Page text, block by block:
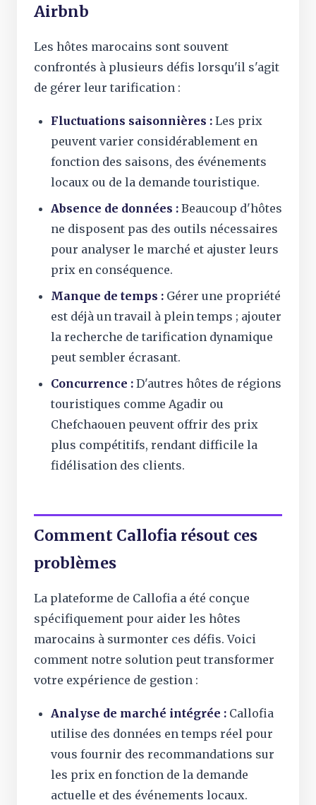
Airbnb
Les hôtes marocains sont souvent
confrontés à plusieurs défis lorsqu'il s'agit
de gérer leur tarification :
Fluctuations saisonnières : Les prix
peuvent varier considérablement en
fonction des saisons, des événements
locaux ou de la demande touristique.
Absence de données : Beaucoup d'hôtes
ne disposent pas des outils nécessaires
pour analyser le marché et ajuster leurs
prix en conséquence.
Manque de temps : Gérer une propriété
est déjà un travail à plein temps ; ajouter
la recherche de tarification dynamique
peut sembler écrasant.
Concurrence : D'autres hôtes de régions
touristiques comme Agadir ou
Chefchaouen peuvent offrir des prix
plus compétitifs, rendant difficile la
fidélisation des clients.
Comment Callofia résout ces
problèmes
La plateforme de Callofia a été conçue
spécifiquement pour aider les hôtes
marocains à surmonter ces défis. Voici
comment notre solution peut transformer
votre expérience de gestion :
Analyse de marché intégrée : Callofia
utilise des données en temps réel pour
vous fournir des recommandations sur
les prix en fonction de la demande
actuelle et des événements locaux.